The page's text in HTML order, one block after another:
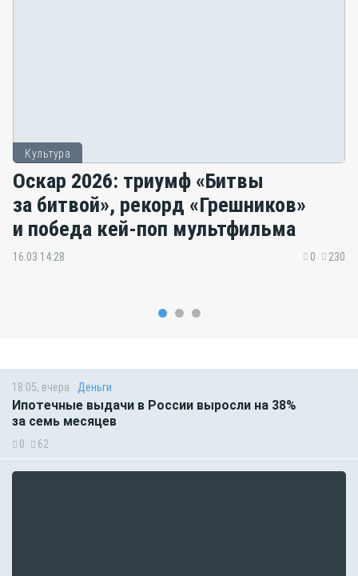
Культура
Оскар 2026: триумф «Битвы
за битвой», рекорд «Грешников»
и победа кей-поп мультфильма
16.03 14:28 0 230
18:05, вчера Деньги
Ипотечные выдачи в России выросли на 38%
за семь месяцев
0 62